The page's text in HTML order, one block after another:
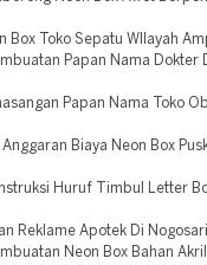
Box Toko Sepatu WIlayah
Papan Nama Dokter
Papan Nama Toko
Biaya Neon Box
Huruf Timbul Letter
Reklame Apotek Di
Neon Box Bahan